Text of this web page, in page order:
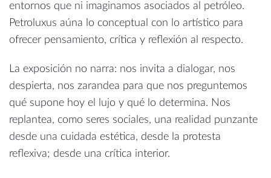
entornos que ni imaginamos asociados al petróleo.
Petroluxus aúna lo conceptual con lo artístico para
ofrecer pensamiento, crítica y reflexión al respecto.
La exposición no narra: nos invita a dialogar, nos
despierta, nos zarandea para que nos preguntemos
qué supone hoy el lujo y qué lo determina. Nos
replantea, como seres sociales, una realidad punzante
desde una cuidada estética, desde la protesta
reflexiva; desde una crítica interior.